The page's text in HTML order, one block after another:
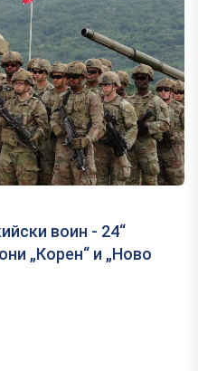
воин - 24“
„Корен“ и „Ново